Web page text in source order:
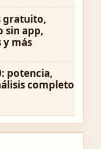
gratuito,
sin app,
más
potencia,
completo